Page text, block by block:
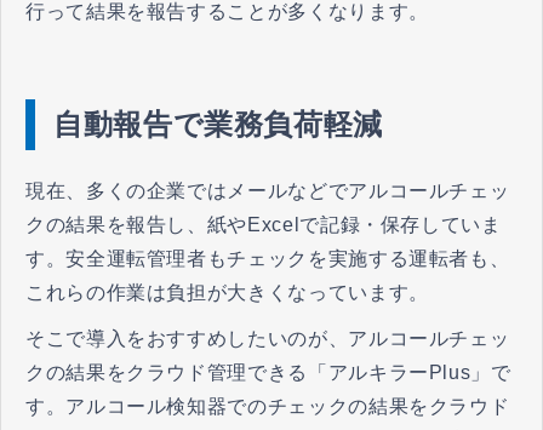
行って結果を報告することが多くなります。
自動報告で業務負荷軽減
現在、多くの企業ではメールなどでアルコールチェッ
クの結果を報告し、紙やExcelで記録・保存していま
す。安全運転管理者もチェックを実施する運転者も、
これらの作業は負担が大きくなっています。
そこで導入をおすすめしたいのが、アルコールチェッ
クの結果をクラウド管理できる「アルキラーPlus」で
す。アルコール検知器でのチェックの結果をクラウド